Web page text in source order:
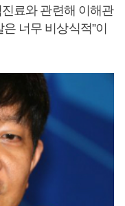
진료와 관련해 이해관
너무 비상식적”이